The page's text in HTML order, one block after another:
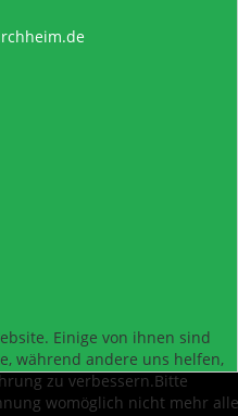
Einige von ihnen sind
während andere uns helfen,
zu verbessern.Bitte
womöglich nicht mehr alle